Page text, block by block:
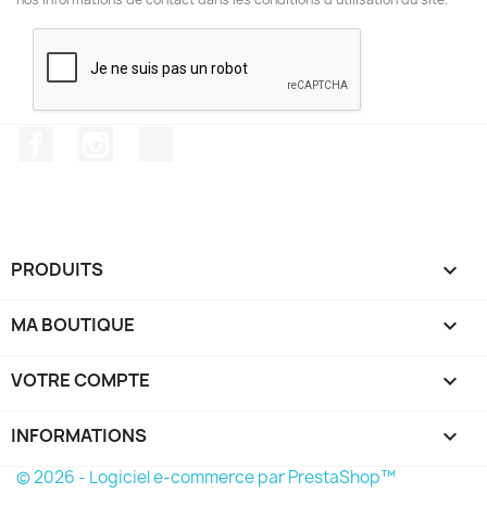
PRODUITS 
MA BOUTIQUE 
VOTRE COMPTE 
INFORMATIONS keyboard_arrow_down
© 2026 - Logiciel e-commerce par PrestaShop™